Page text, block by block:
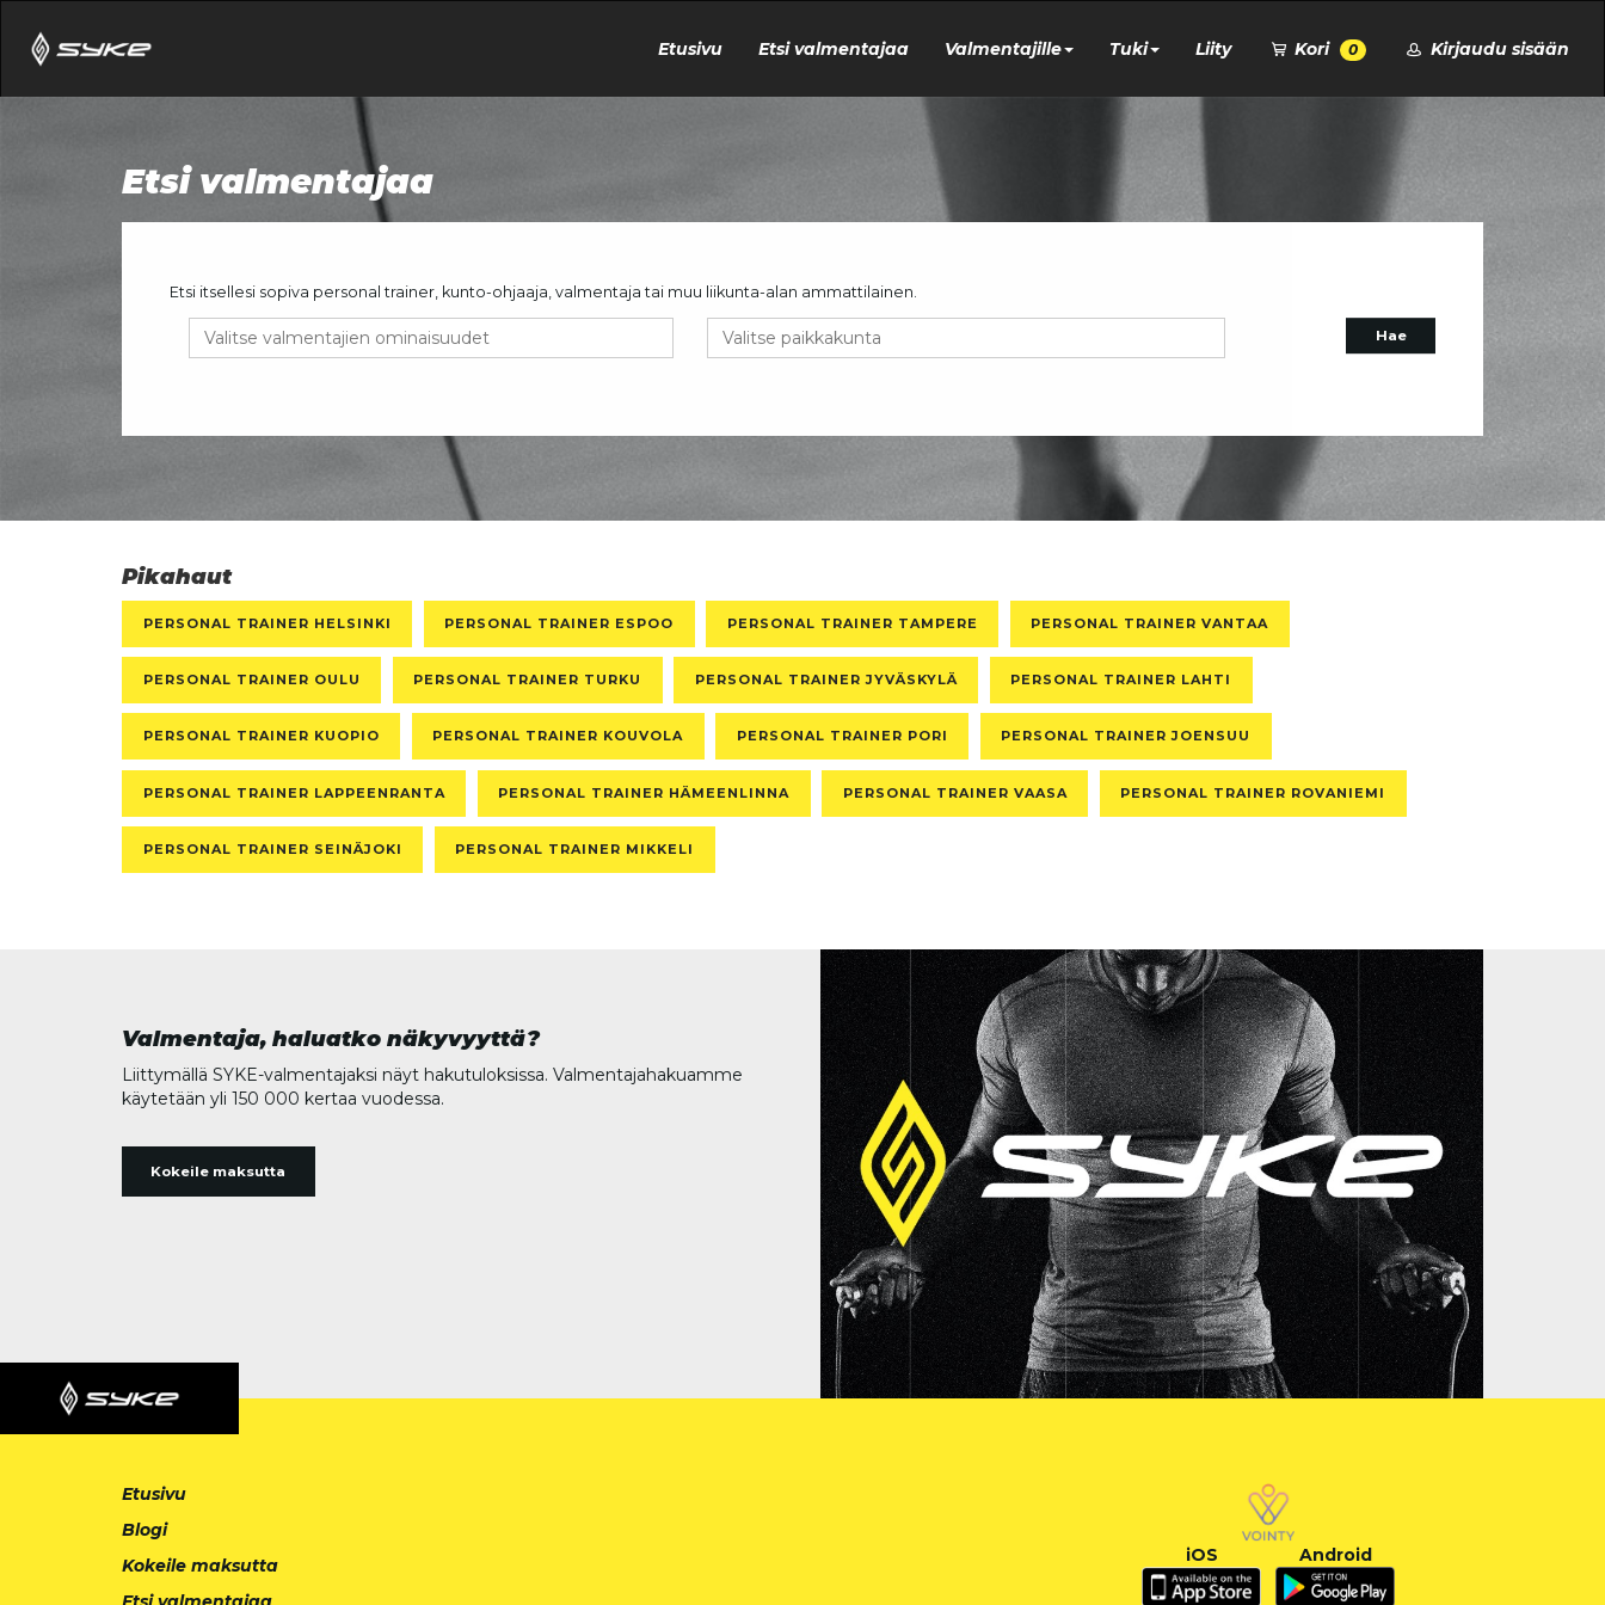
Etusivu Etsi valmentajaa Valmentajille Tuki Liity Kori 0 Kirjaudu sisään
Etsi valmentajaa
Etsi itsellesi sopiva personal trainer, kunto-ohjaaja, valmentaja tai muu liikunta-alan ammattilainen.
Pikahaut
PERSONAL TRAINER HELSINKI PERSONAL TRAINER ESPOO PERSONAL TRAINER TAMPERE PERSONAL TRAINER VANTAA
PERSONAL TRAINER OULU PERSONAL TRAINER TURKU PERSONAL TRAINER JYVÄSKYLÄ PERSONAL TRAINER LAHTI
PERSONAL TRAINER KUOPIO PERSONAL TRAINER KOUVOLA PERSONAL TRAINER PORI PERSONAL TRAINER JOENSUU
PERSONAL TRAINER LAPPEENRANTA PERSONAL TRAINER HÄMEENLINNA PERSONAL TRAINER VAASA PERSONAL TRAINER ROVANIEMI
PERSONAL TRAINER SEINÄJOKI PERSONAL TRAINER MIKKELI
Valmentaja, haluatko näkyvyyttä?
Liittymällä SYKE-valmentajaksi näyt hakutuloksissa. Valmentajahakuamme
käytetään yli 150 000 kertaa vuodessa.
Kokeile maksutta
Etusivu
Blogi
Kokeile maksutta
iOS Android